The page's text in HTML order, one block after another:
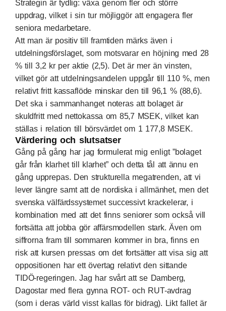
Strategin är tydlig: växa genom fler och större
uppdrag, vilket i sin tur möjliggör att engagera fler
seniora medarbetare.
Att man är positiv till framtiden märks även i
utdelningsförslaget, som motsvarar en höjning med 28
% till 3,2 kr per aktie (2,5). Det är mer än vinsten,
vilket gör att utdelningsandelen uppgår till 110 %, men
relativt fritt kassaflöde minskar den till 96,1 % (88,6).
Det ska i sammanhanget noteras att bolaget är
skuldfritt med nettokassa om 85,7 MSEK, vilket kan
ställas i relation till börsvärdet om 1 177,8 MSEK.
Värdering och slutsatser
Gång på gång har jag formulerat mig enligt ”bolaget
går från klarhet till klarhet” och detta tål att ännu en
gång upprepas. Den strukturella megatrenden, att vi
lever längre samt att de nordiska i allmänhet, men det
svenska välfärdssystemet successivt krackelerar, i
kombination med att det finns seniorer som också vill
fortsätta att jobba gör affärsmodellen stark. Även om
siffrorna fram till sommaren kommer in bra, finns en
risk att kursen pressas om det fortsätter att visa sig att
oppositionen har ett övertag relativt den sittande
TIDÖ-regeringen. Jag har svårt att se Damberg,
Dagostar med flera gynna ROT- och RUT-avdrag
(som i deras värld visst kallas för bidrag). Likt fallet är